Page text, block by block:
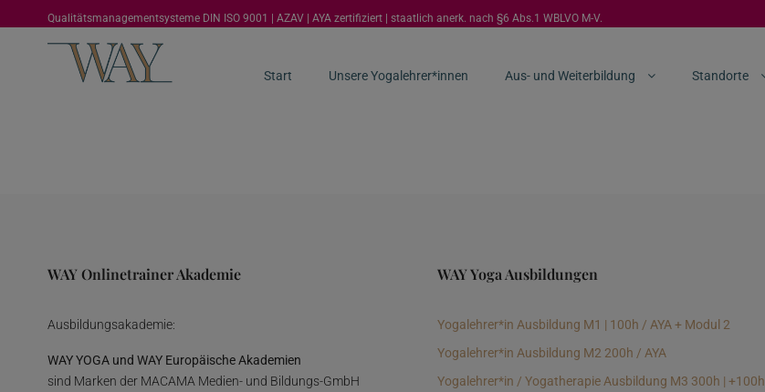
Qualitätsmanagementsysteme DIN ISO 9001 | AZAV | AYA zertifiziert | staatlich anerk. nach §6 Abs.1 WBLVO M-V.
Start Unsere Yogalehrer*innen Aus- und Weiterbildung Standorte
WAY Onlinetrainer Akademie
Ausbildungsakademie:
WAY YOGA und WAY Europäische Akademien
sind Marken der MACAMA Medien- und Bildungs-GmbH
WAY Yoga Ausbildungen
Yogalehrer*in Ausbildung M1 | 100h / AYA + Modul 2
Yogalehrer*in Ausbildung M2 200h / AYA
Yogalehrer*in / Yogatherapie Ausbildung M3 300h | +100h